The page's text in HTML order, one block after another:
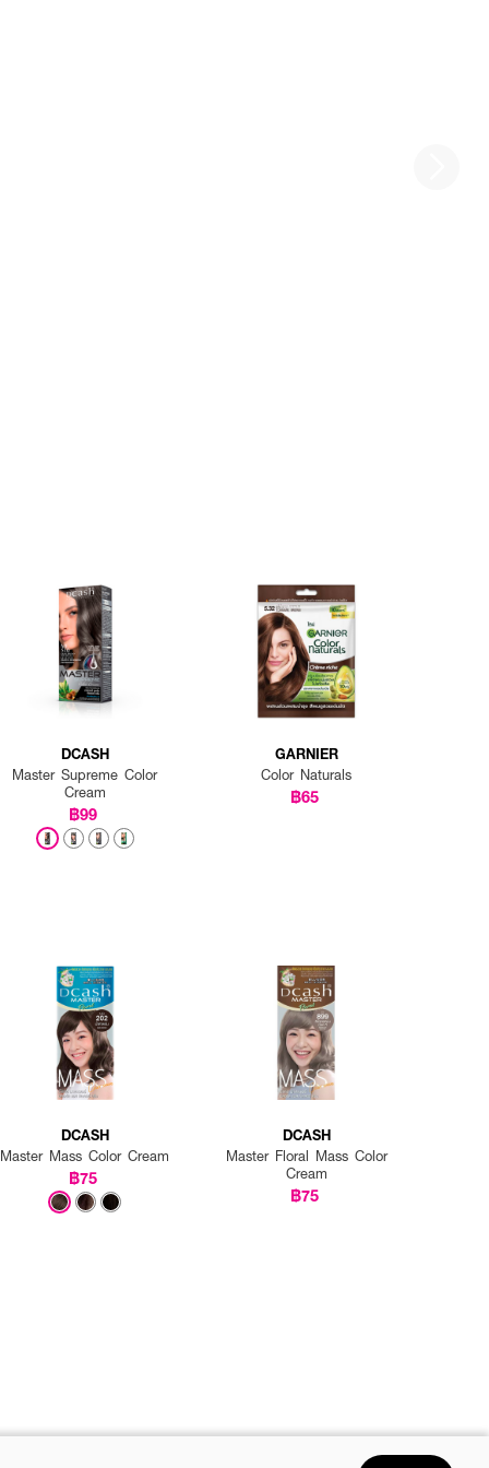
DCASH
Master Supreme Color
Cream
฿99
GARNIER
Color Naturals
฿65
DCASH
Master Mass Color Cream
฿75
DCASH
Master Floral Mass Color
Cream
฿75